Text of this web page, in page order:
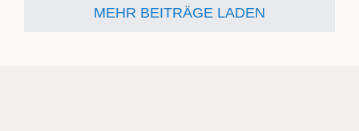
MEHR BEITRÄGE LADEN